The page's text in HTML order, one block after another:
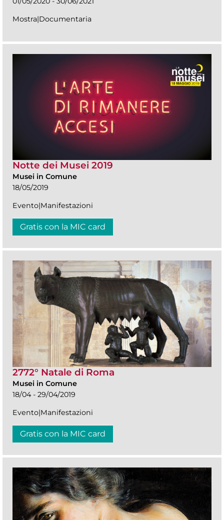
Mostra|Documentaria
Notte dei Musei 2019
Musei in Comune
18/05/2019
Evento|Manifestazioni
Gratis con la MIC card
2772° Natale di Roma
Musei in Comune
18/04 - 29/04/2019
Evento|Manifestazioni
Gratis con la MIC card